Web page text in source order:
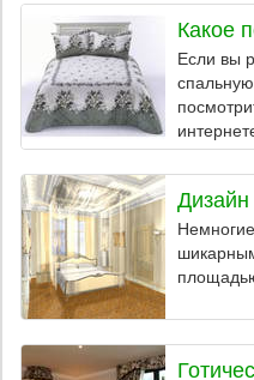
Какое
Если вы